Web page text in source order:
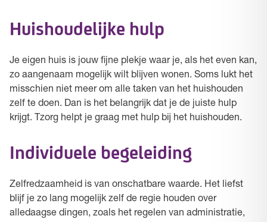
Huishoudelijke hulp
Je eigen huis is jouw fijne plekje waar je, als het even kan,
zo aangenaam mogelijk wilt blijven wonen. Soms lukt het
misschien niet meer om alle taken van het huishouden
zelf te doen. Dan is het belangrijk dat je de juiste hulp
krijgt. Tzorg helpt je graag met hulp bij het huishouden.
Individuele begeleiding
Zelfredzaamheid is van onschatbare waarde. Het liefst
blijf je zo lang mogelijk zelf de regie houden over
alledaagse dingen, zoals het regelen van administratie,